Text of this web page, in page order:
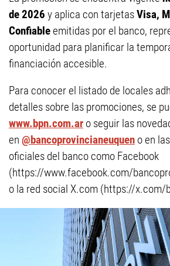
de 2026 y aplica con tarjetasVisa,
Confiableemitidas por el banco,
oportunidad para planificar la
financiación accesible.
Para conocer el listado de locales
detalles sobre las promociones, se
www.bpn.com.ar o seguir las
en @bancoprovincianeuquen o en
oficiales del banco como Facebook
(https://www.facebook.com/
o la red social X.com (https://x.com/